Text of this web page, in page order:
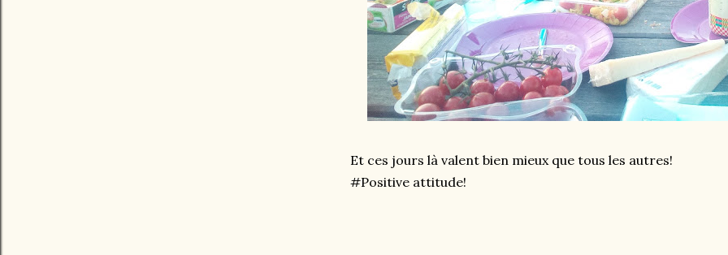
Et ces jours là valent bien mieux que tous les autres!
#Positive attitude!